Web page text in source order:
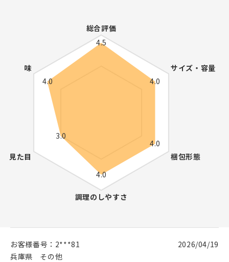
お客様番号： 2***81
兵庫県
その他
2026/04/19